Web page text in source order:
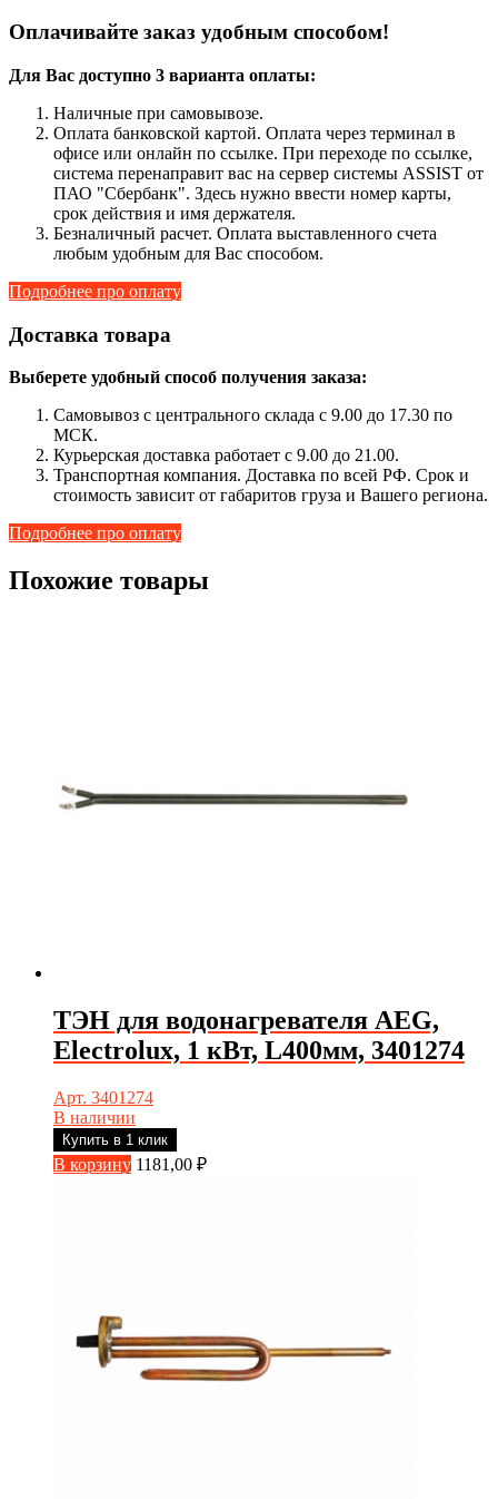
Оплачивайте заказ удобным способом!
Для Вас доступно 3 варианта оплаты:
Наличные при самовывозе.
Оплата банковской картой. Оплата через терминал в
офисе или онлайн по ссылке. При переходе по ссылке,
система перенаправит вас на сервер системы ASSIST от
ПАО "Сбербанк". Здесь нужно ввести номер карты,
срок действия и имя держателя.
Безналичный расчет. Оплата выставленного счета
любым удобным для Вас способом.
Подробнее про оплату
Доставка товара
Выберете удобный способ получения заказа:
Самовывоз с центрального склада с 9.00 до 17.30 по
МСК.
Курьерская доставка работает с 9.00 до 21.00.
Транспортная компания. Доставка по всей РФ. Срок и
стоимость зависит от габаритов груза и Вашего региона.
Подробнее про оплату
Похожие товары
ТЭН для водонагревателя AEG,
Electrolux, 1 кВт, L400мм, 3401274
Арт. 3401274
В наличии
Купить в 1 клик
В корзину 1181,00 ₽